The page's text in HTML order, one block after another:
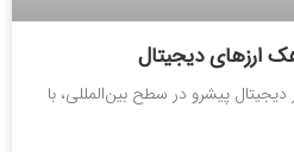
پیشرو در سطح بین‌المللی، با